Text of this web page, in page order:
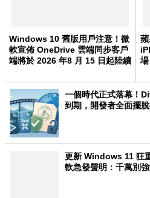
Windows 10 舊版用戶注意！微
軟宣佈 OneDrive 雲端同步客戶
端將於 2026 年8 月 15 日起陸續
一個時代正式落幕！
到期，開發者全面擺
更新 Windows 11 狂
軟急發聲明：千萬別